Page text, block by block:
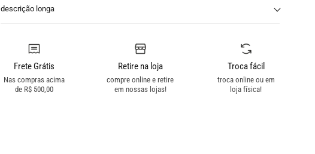
descrição longa
Frete Grátis
Nas compras acima
de R$ 500,00
Retire na loja
compre online e retire
em nossas lojas!
Troca fácil
troca online ou em
loja física!